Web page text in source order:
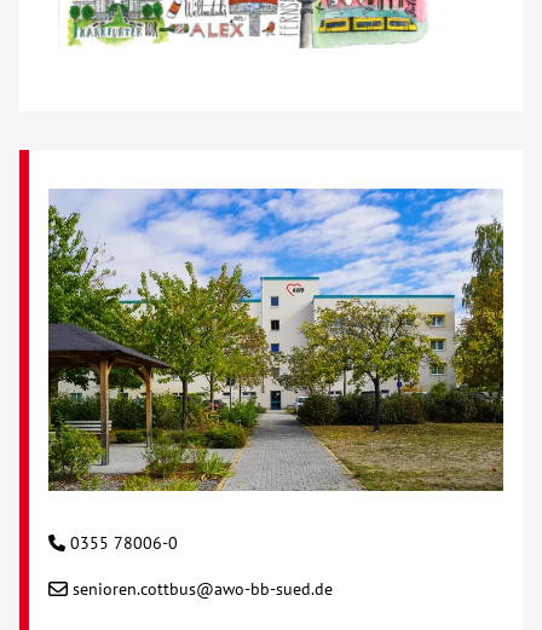
0355 78006-0
senioren.cottbus@awo-bb-sued.de